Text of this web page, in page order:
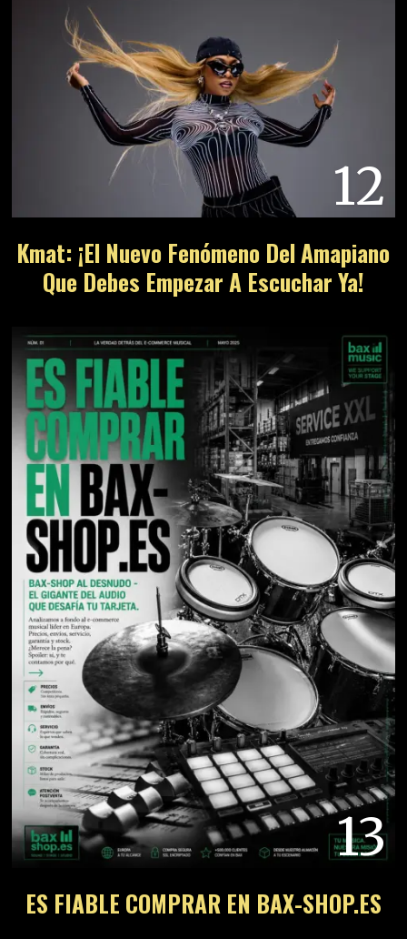
12
Kmat: ¡El Nuevo Fenómeno Del Amapiano
Que Debes Empezar A Escuchar Ya!
13
ES FIABLE COMPRAR EN BAX-SHOP.ES